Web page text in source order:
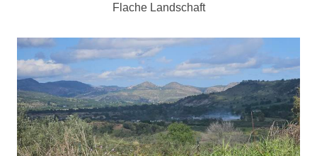
Flache Landschaft